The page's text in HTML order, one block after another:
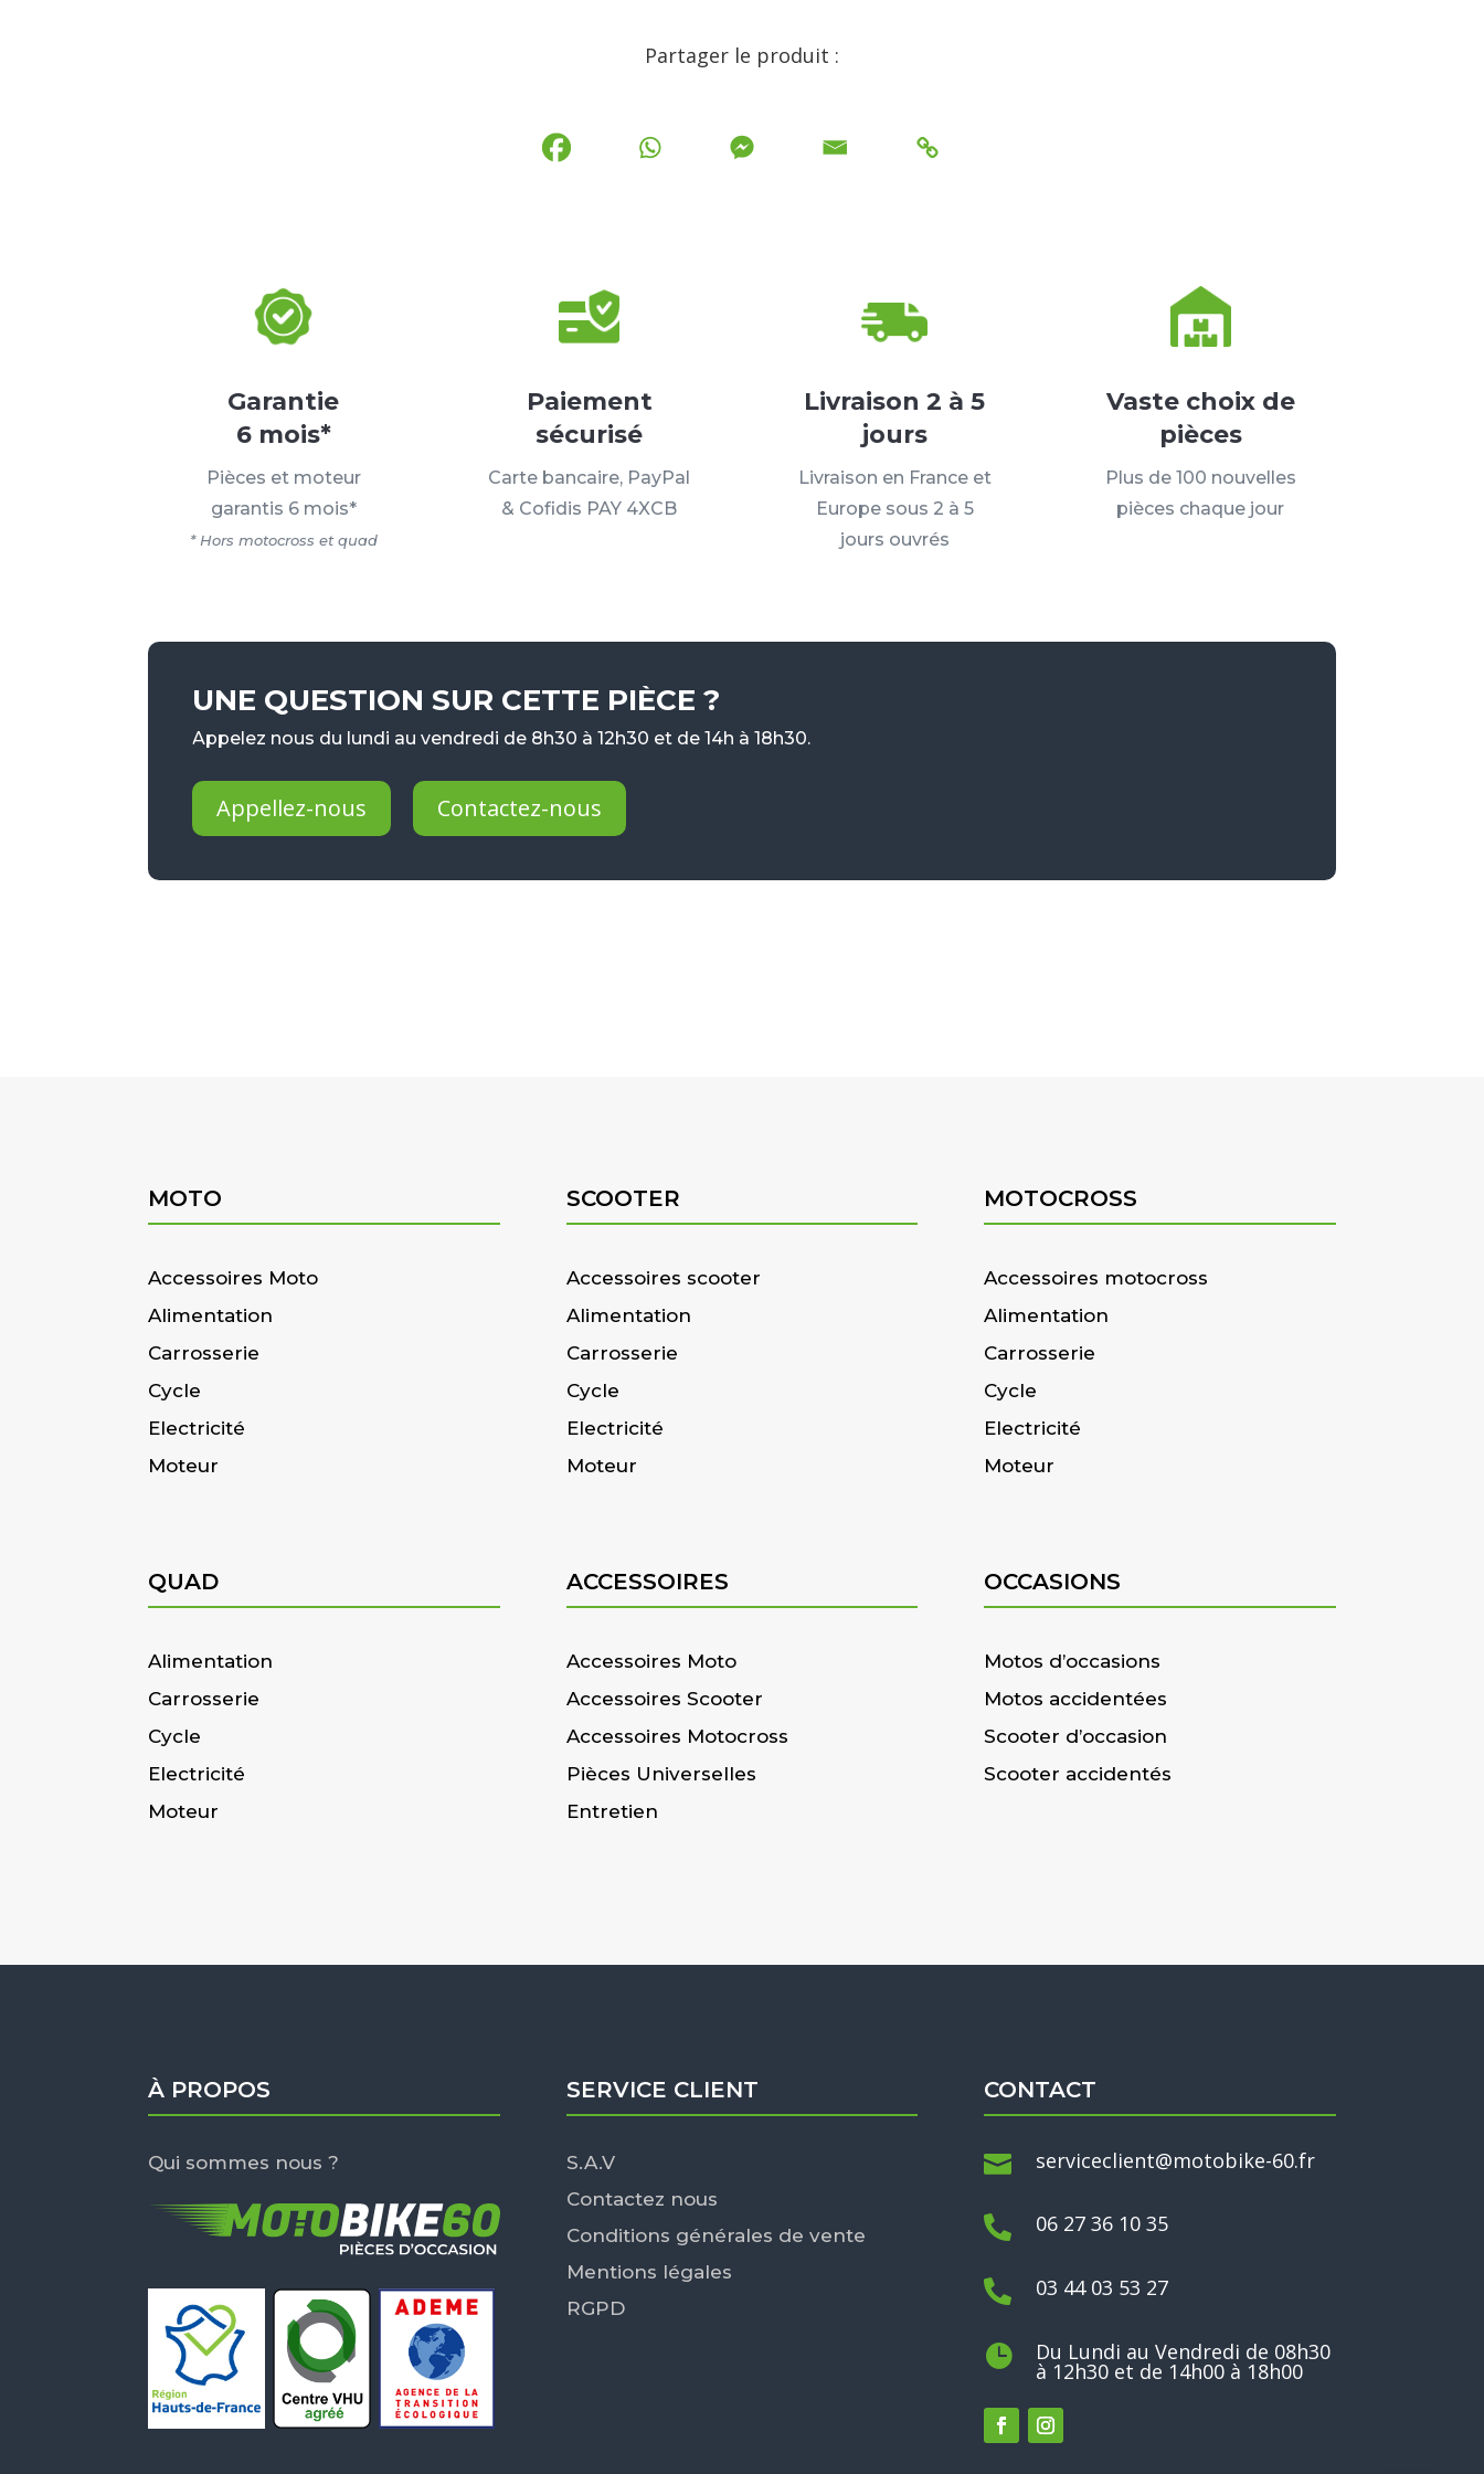
Partager le produit :
Garantie
6 mois*
Pièces et moteur
garantis 6 mois*
* Hors motocross et quad
Paiement
sécurisé
Carte bancaire, PayPal
& Cofidis PAY 4XCB
Livraison 2 à 5
jours
Livraison en France et
Europe sous 2 à 5
jours ouvrés
Vaste choix de
pièces
Plus de 100 nouvelles
pièces chaque jour
UNE QUESTION SUR CETTE PIÈCE ?
Appelez nous du lundi au vendredi de 8h30 à 12h30 et de 14h à 18h30.
Appellez-nous Contactez-nous
MOTO
Accessoires Moto
Alimentation
Carrosserie
Cycle
Electricité
Moteur
SCOOTER
Accessoires scooter
Alimentation
Carrosserie
Cycle
Electricité
Moteur
MOTOCROSS
Accessoires motocross
Alimentation
Carrosserie
Cycle
Electricité
Moteur
QUAD
Alimentation
Carrosserie
Cycle
Electricité
Moteur
ACCESSOIRES
Accessoires Moto
Accessoires Scooter
Accessoires Motocross
Pièces Universelles
Entretien
OCCASIONS
Motos d’occasions
Motos accidentées
Scooter d’occasion
Scooter accidentés
À PROPOS
Qui sommes nous ?
SERVICE CLIENT
S.A.V
Contactez nous
Conditions générales de vente
Mentions légales
RGPD
CONTACT
 serviceclient@motobike-60.fr
 06 27 36 10 35
 03 44 03 53 27
 Du Lundi au Vendredi de 08h30
à 12h30 et de 14h00 à 18h00